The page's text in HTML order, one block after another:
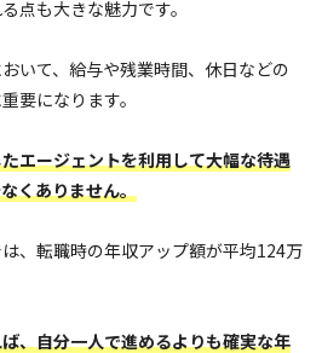
点も大きな魅力です。
いて、給与や残業時間、休日などの
要になります。
エージェントを利用して大幅な待遇
くありません。
、転職時の年収アップ額が平均124万
、自分一人で進めるよりも確実な年